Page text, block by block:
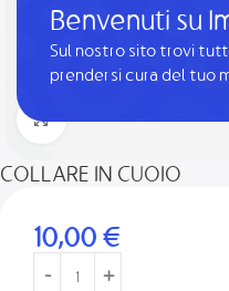
Benvenuti su
Sul nostro sito trovi
prendersi cura del tuo
Clicca per ingrandire
COLLARE IN CUOIO
10,00 €